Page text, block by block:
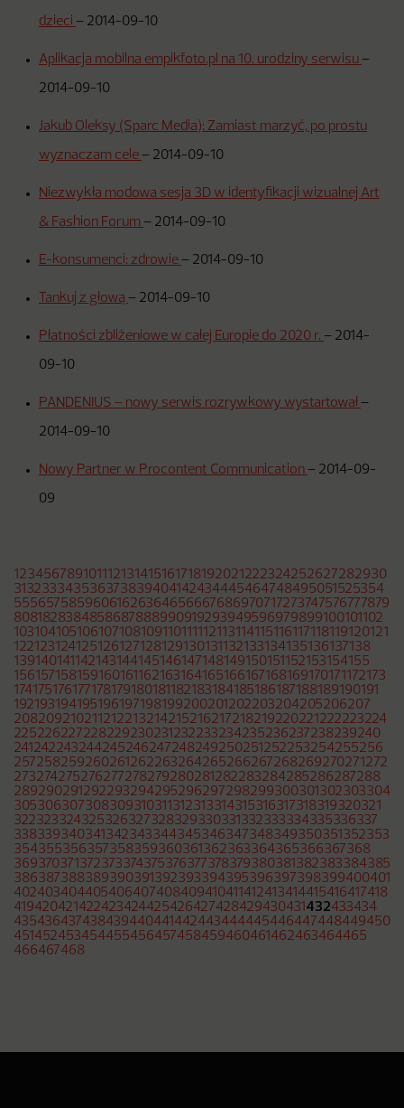
dzieci – 2014-09-10
Aplikacja mobilna empikfoto.pl na 10. urodziny serwisu –
2014-09-10
Jakub Oleksy (Sparc Media): Zamiast marzyć, po prostu
wyznaczam cele – 2014-09-10
Niezwykła modowa sesja 3D w identyfikacji wizualnej Art
& Fashion Forum – 2014-09-10
E-konsumenci: zdrowie – 2014-09-10
Tankuj z głową – 2014-09-10
Płatności zbliżeniowe w całej Europie do 2020 r. – 2014-
09-10
PANDENIUS – nowy serwis rozrywkowy wystartował –
2014-09-10
Nowy Partner w Procontent Communication – 2014-09-
09
1 23456 7 891011 121314151617 18192021 222324252627 282930
31 323334353637 38394041 424344454647 48495051 525354
555657 58596061 626364656667 6869 7071 72 73 7475 76 77 78 79
8081 828384858687 88899091 929394959697 9899100101 102
103104105106107 108109110111 112113114115116117 118119120121
122123124125126127 128129130131 132133134135136137 138
139140141 142143144145146147 148149150151 152153154155
156157 158159160161 162163164165166167 168169170171 172173
174175176177 178179180181 182183184185186187 188189190191
192193194195196197 198199200201 202203204205206207
208209210211 212213214215216217 218219220221 222223224
225226227 228229230231 232233234235236237 238239240
241 242243244245246247 248249250251 252253254255256
257 258259260261 262263264265266267 268269270271 272
273274275276277 278279280281 282283284285286287 288
289290291 292293294295296297 298299300301 302303304
305306307 308309310311 312313314315316317 318319320321
322323324325326327 328329330331 332333334335336337
338339340341 342343344345346347 348349350351 352353
354355356357 358359360361 362363364365366367 368
369370371 372373374375376377 378379380381 382383384385
386387 388389390391 392393394395396397 398399400401
402403404405406407 408409410411 412413414415416417 418
419420421 422423424425426427 428429430431 432433434
435436437 438439440441 442443444445446447 448449450
451 452453454455456457 458459460461 462463464465
466467 468